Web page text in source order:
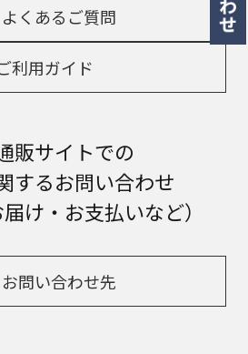
よくあるご質問
利用ガイド
販サイトでの
するお問い合わせ
届け・お支払いなど）
お問い合わせ先